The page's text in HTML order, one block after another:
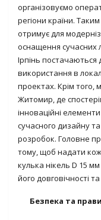
організовуємо
регіони країни.
отримує для
оснащення сучасних
Ірпінь постачаються
використання в
проектах. Крім того,
Житомир, де
інноваційні
сучасного дизайну
розробок. Головне
тому, щоб надати
кулька нікель D 15
його довговічності
Безпека та